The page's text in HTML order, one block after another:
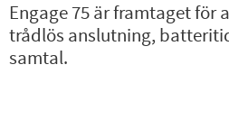
Engage 75 är framtaget för
trådlös anslutning,
samtal.